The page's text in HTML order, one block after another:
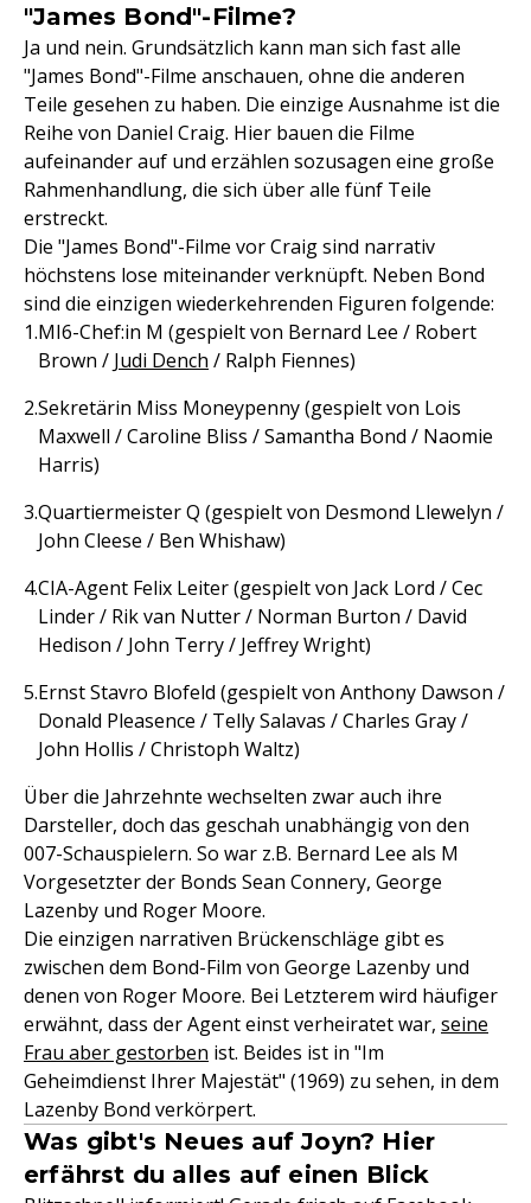
"James Bond"-Filme?
Ja und nein. Grundsätzlich kann man sich fast alle
"James Bond"-Filme anschauen, ohne die anderen
Teile gesehen zu haben. Die einzige Ausnahme ist die
Reihe von Daniel Craig. Hier bauen die Filme
aufeinander auf und erzählen sozusagen eine große
Rahmenhandlung, die sich über alle fünf Teile
erstreckt.
Die "James Bond"-Filme vor Craig sind narrativ
höchstens lose miteinander verknüpft. Neben Bond
sind die einzigen wiederkehrenden Figuren folgende:
MI6-Chef:in M (gespielt von Bernard Lee / Robert
Brown / Judi Dench / Ralph Fiennes)
Sekretärin Miss Moneypenny (gespielt von Lois
Maxwell / Caroline Bliss / Samantha Bond / Naomie
Harris)
Quartiermeister Q (gespielt von Desmond Llewelyn /
John Cleese / Ben Whishaw)
CIA-Agent Felix Leiter (gespielt von Jack Lord / Cec
Linder / Rik van Nutter / Norman Burton / David
Hedison / John Terry / Jeffrey Wright)
Ernst Stavro Blofeld (gespielt von Anthony Dawson /
Donald Pleasence / Telly Salavas / Charles Gray /
John Hollis / Christoph Waltz)
Über die Jahrzehnte wechselten zwar auch ihre
Darsteller, doch das geschah unabhängig von den
007-Schauspielern. So war z.B. Bernard Lee als M
Vorgesetzter der Bonds Sean Connery, George
Lazenby und Roger Moore.
Die einzigen narrativen Brückenschläge gibt es
zwischen dem Bond-Film von George Lazenby und
denen von Roger Moore. Bei Letzterem wird häufiger
erwähnt, dass der Agent einst verheiratet war, seine
Frau aber gestorben ist. Beides ist in "Im
Geheimdienst Ihrer Majestät" (1969) zu sehen, in dem
Lazenby Bond verkörpert.
Was gibt's Neues auf Joyn? Hier
erfährst du alles auf einen Blick